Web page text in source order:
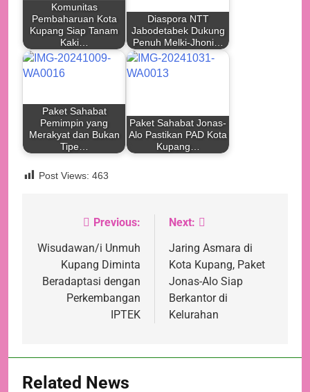
Komunitas
Pembaharuan Kota
Kupang Siap Tanam
Kaki…
Diaspora NTT
Jabodetabek Dukung
Penuh Melki-Jhoni…
Paket Sahabat
Pemimpin yang
Merakyat dan Bukan
Tipe…
Paket Sahabat Jonas-
Alo Pastikan PAD Kota
Kupang…
Post Views: 463
Navigasi
pos
Previous:
Wisudawan/i Unmuh
Kupang Diminta
Beradaptasi dengan
Perkembangan
IPTEK
Next:
Jaring Asmara di
Kota Kupang, Paket
Jonas-Alo Siap
Berkantor di
Kelurahan
Related News